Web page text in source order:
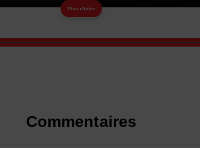
Plus d'infos
Commentaires